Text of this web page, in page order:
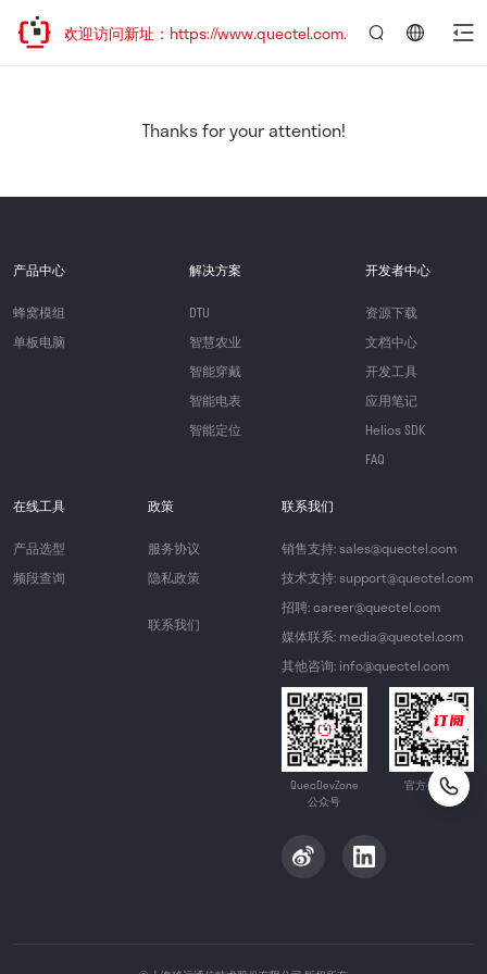
迁移，欢迎访问新址：https://www.quectel.com.cn
Thanks for your attention!
产品中心
蜂窝模组
单板电脑
解决方案
DTU
智慧农业
智能穿戴
智能电表
智能定位
开发者中心
资源下载
文档中心
开发工具
应用笔记
Helios SDK
FAQ
在线工具
产品选型
频段查询
政策
服务协议
隐私政策
联系我们
联系我们
销售支持: sales@quectel.com
技术支持: support@quectel.com
招聘: career@quectel.com
媒体联系: media@quectel.com
其他咨询: info@quectel.com
QuecDevZone
公众号
官方公众号